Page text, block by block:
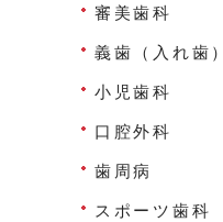
審美歯科
義歯（入れ歯）
小児歯科
口腔外科
歯周病
スポーツ歯科